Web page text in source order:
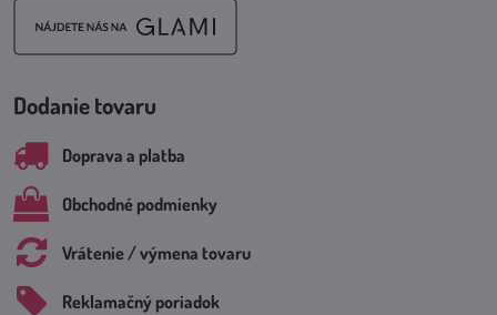
Dodanie tovaru
Doprava a platba
Obchodné podmienky
Vrátenie / výmena tovaru
Reklamačný poriadok